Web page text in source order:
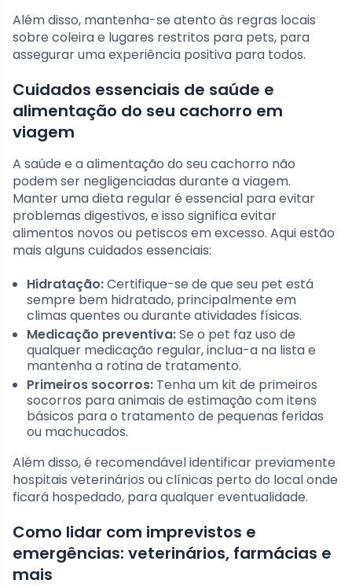
Além disso, mantenha-se atento às regras locais
sobre coleira e lugares restritos para pets, para
assegurar uma experiência positiva para todos.
Cuidados essenciais de saúde e
alimentação do seu cachorro em
viagem
A saúde e a alimentação do seu cachorro não
podem ser negligenciadas durante a viagem.
Manter uma dieta regular é essencial para evitar
problemas digestivos, e isso significa evitar
alimentos novos ou petiscos em excesso. Aqui estão
mais alguns cuidados essenciais:
Hidratação:Certifique-se de que seu pet está
sempre bem hidratado, principalmente em
climas quentes ou durante atividades físicas.
Medicação preventiva:Se o pet faz uso de
qualquer medicação regular, inclua-a na lista e
mantenha a rotina de tratamento.
Primeiros socorros: Tenha um kit de primeiros
socorros para animais de estimação com itens
básicos para o tratamento de pequenas feridas
ou machucados.
Além disso, é recomendável identificar previamente
hospitais veterinários ou clínicas perto do local onde
ficará hospedado, para qualquer eventualidade.
Como lidar com imprevistos e
emergências: veterinários, farmácias e
mais